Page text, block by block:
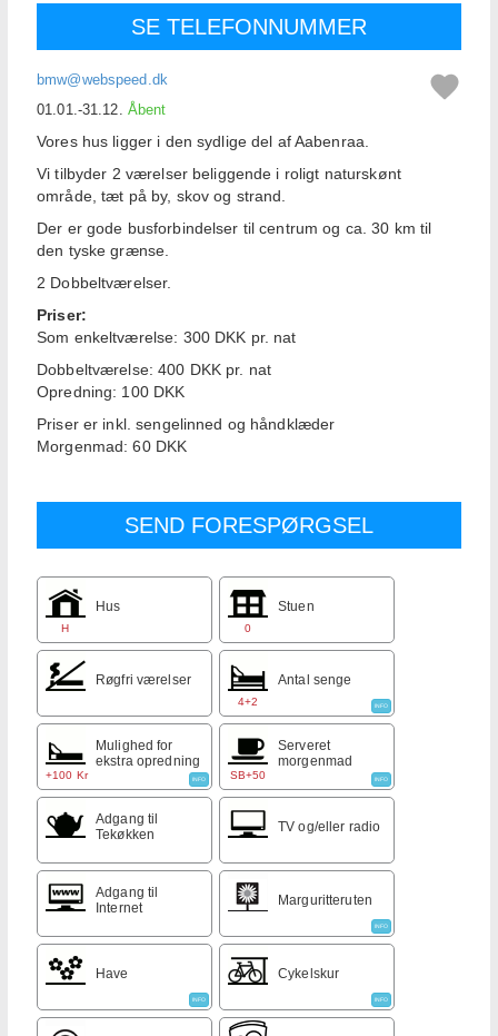
SE TELEFONNUMMER
bmw@webspeed.dk
01.01.-31.12. Åbent
Vores hus ligger i den sydlige del af Aabenraa.
Vi tilbyder 2 værelser beliggende i roligt naturskønt
område, tæt på by, skov og strand.
Der er gode busforbindelser til centrum og ca. 30 km til
den tyske grænse.
2 Dobbeltværelser.
Priser:
Som enkeltværelse: 300 DKK pr. nat
Dobbeltværelse: 400 DKK pr. nat
Opredning: 100 DKK
Priser er inkl. sengelinned og håndklæder
Morgenmad: 60 DKK
H
Hus
0
Stuen
Røgfri værelser
4+2
Antal senge
INFO
+100 Kr
Mulighed for
ekstra opredning
INFO SB+50
Serveret
morgenmad
INFO
Adgang til
Tekøkken
TV og/eller radio
Adgang til
Internet
Marguritteruten
INFO
Have
INFO
Cykelskur
INFO